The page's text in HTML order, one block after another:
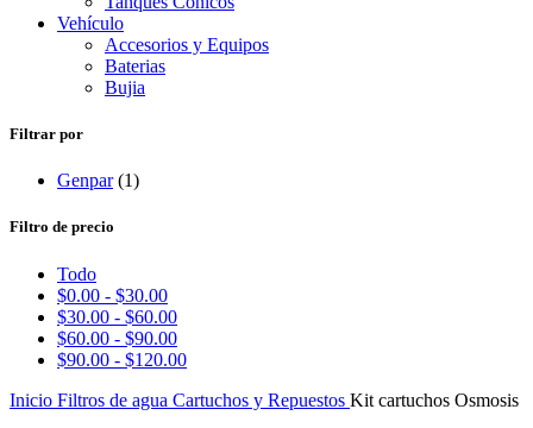
Vehículo
Accesorios y Equipos
Baterias
Bujia
Filtrar por
Genpar (1)
Filtro de precio
Todo
$0.00 - $30.00
$30.00 - $60.00
$60.00 - $90.00
$90.00 - $120.00
Inicio Filtros de agua Cartuchos y Repuestos Kit cartuchos Osmosis